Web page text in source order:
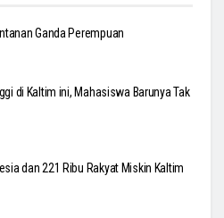
Ganda Perempuan
di Kaltim ini, Mahasiswa Barunya Tak
dan 221 Ribu Rakyat Miskin Kaltim